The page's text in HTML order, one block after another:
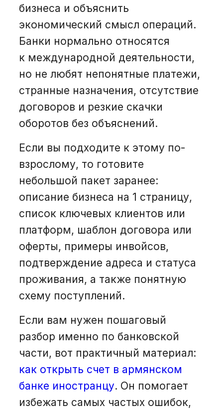
бизнеса и объяснить
экономический смысл операций.
Банки нормально относятся
к международной деятельности,
но не любят непонятные платежи,
странные назначения, отсутствие
договоров и резкие скачки
оборотов без объяснений.
Если вы подходите к этому по-
взрослому, то готовите
небольшой пакет заранее:
описание бизнеса на 1 страницу,
список ключевых клиентов или
платформ, шаблон договора или
оферты, примеры инвойсов,
подтверждение адреса и статуса
проживания, а также понятную
схему поступлений.
Если вам нужен пошаговый
разбор именно по банковской
части, вот практичный материал:
как открыть счет в армянском
банке иностранцу. Он помогает
избежать самых частых ошибок,